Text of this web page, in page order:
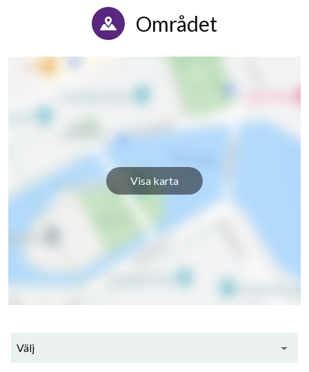
Området
Visa karta
Välj